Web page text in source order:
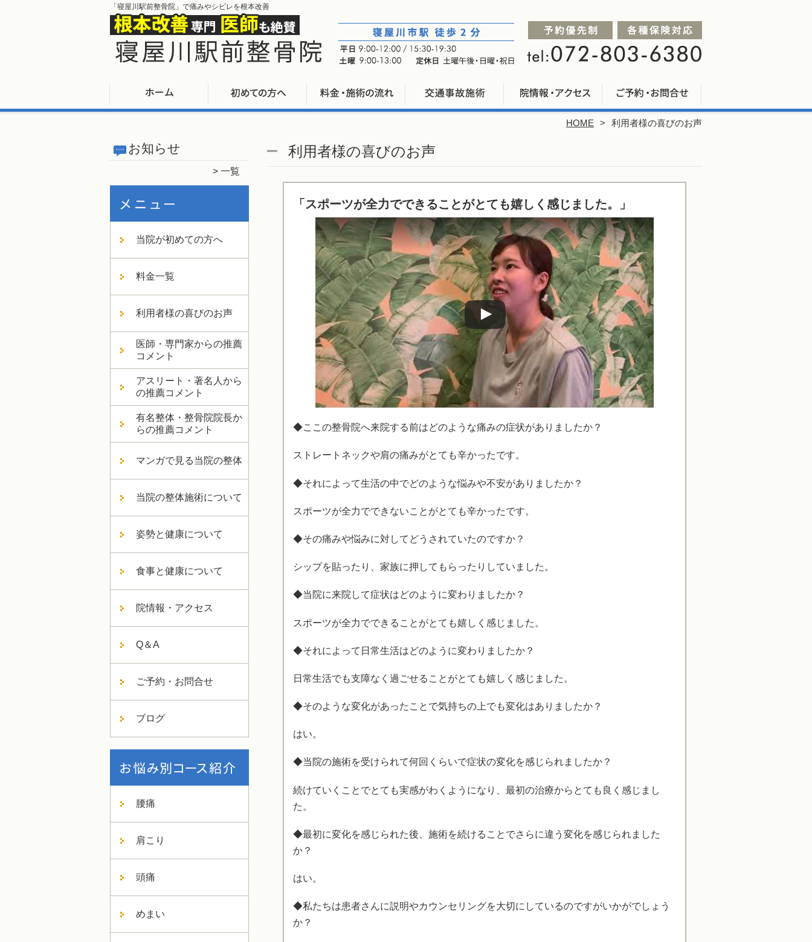
「寝屋川駅前整骨院」で痛みやシビレを根本改善
HOME 利用者様の喜びのお声
お知らせ
一覧
当院が初めての方へ
料金一覧
利用者様の喜びのお声
医師・専門家からの推薦
コメント
アスリート・著名人から
の推薦コメント
有名整体・整骨院院長か
らの推薦コメント
マンガで見る当院の整体
当院の整体施術について
姿勢と健康について
食事と健康について
院情報・アクセス
Q＆A
ご予約・お問合せ
ブログ
腰痛
肩こり
頭痛
めまい
利用者様の喜びのお声
「スポーツが全力でできることがとても嬉しく感じました。」
Watch this video on YouTube
◆ここの整骨院へ来院する前はどのような痛みの症状がありましたか？
ストレートネックや肩の痛みがとても辛かったです。
◆それによって生活の中でどのような悩みや不安がありましたか？
スポーツが全力でできないことがとても辛かったです。
◆その痛みや悩みに対してどうされていたのですか？
シップを貼ったり、家族に押してもらったりしていました。
◆当院に来院して症状はどのように変わりましたか？
スポーツが全力でできることがとても嬉しく感じました。
◆それによって日常生活はどのように変わりましたか？
日常生活でも支障なく過ごせることがとても嬉しく感じました。
◆そのような変化があったことで気持ちの上でも変化はありましたか？
はい。
◆当院の施術を受けられて何回くらいで症状の変化を感じられましたか？
続けていくことでとても実感がわくようになり、最初の治療からとても良く感じまし
た。
◆最初に変化を感じられた後、施術を続けることでさらに違う変化を感じられました
か？
はい。
◆私たちは患者さんに説明やカウンセリングを大切にしているのですがいかがでしょう
か？